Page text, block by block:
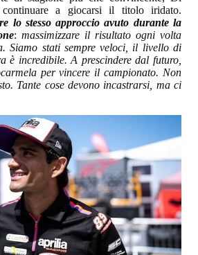
continuare a giocarsi il titolo iridato.
lo stesso approccio avuto durante la
: massimizzare il risultato ogni volta
Siamo stati sempre veloci, il livello di
è incredibile. A prescindere dal futuro,
per vincere il campionato. Non
Tante cose devono incastrarsi, ma ci